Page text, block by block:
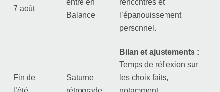
7 août
entre en
Balance
rencontres et
l’épanouissement
personnel.
Fin de
l’été
Saturne
rétrograde
Bilan et ajustements :
Temps de réflexion sur
les choix faits,
notamment